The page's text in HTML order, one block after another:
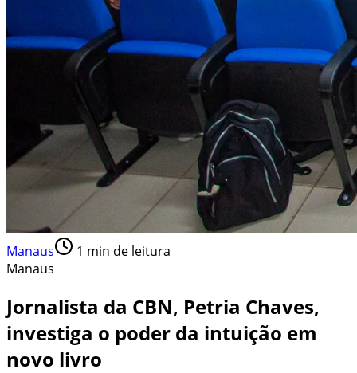
Manaus 1 min de leitura
Manaus
Jornalista da CBN, Petria Chaves,
investiga o poder da intuição em
novo livro